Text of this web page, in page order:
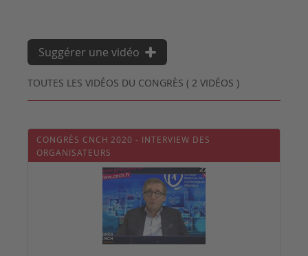
TOUTES LES VIDÉOS DU CONGRÈS ( 2 VIDÉOS )
Suggérer une vidéo
CONGRÈS CNCH 2020 - INTERVIEW DES
ORGANISATEURS